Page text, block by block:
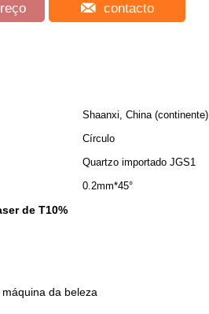
contacto
Shaanxi, China (continente)
Círculo
Quartzo importado JGS1
0.2mm*45°
de T10%
da beleza